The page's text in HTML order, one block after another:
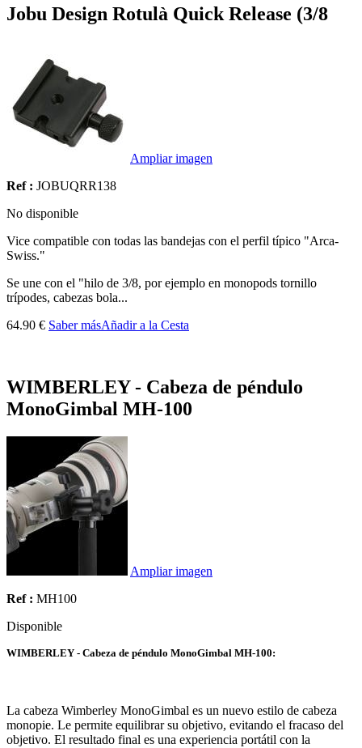
Jobu Design Rotulà Quick Release (3/8
Ampliar imagen
Ref : JOBUQRR138
No disponible
Vice compatible con todas las bandejas con el perfil típico "Arca-
Swiss."
Se une con el "hilo de 3/8, por ejemplo en monopods tornillo
trípodes, cabezas bola...
64.90 € Saber másAñadir a la Cesta
WIMBERLEY - Cabeza de péndulo
MonoGimbal MH-100
Ampliar imagen
Ref : MH100
Disponible
WIMBERLEY - Cabeza de péndulo MonoGimbal MH-100:
La cabeza Wimberley MonoGimbal es un nuevo estilo de cabeza
monopie. Le permite equilibrar su objetivo, evitando el fracaso del
objetivo. El resultado final es una experiencia portátil con la